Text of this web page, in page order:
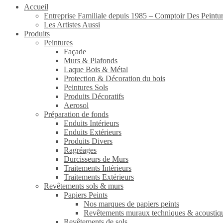
Accueil
Entreprise Familiale depuis 1985 – Comptoir Des
Les Artistes Aussi
Produits
Peintures
Façade
Murs & Plafonds
Laque Bois & Métal
Protection & Décoration du bois
Peintures Sols
Produits Décoratifs
Aerosol
Préparation de fonds
Enduits Intérieurs
Enduits Extérieurs
Produits Divers
Ragréages
Durcisseurs de Murs
Traitements Intérieurs
Traitements Extérieurs
Revêtements sols & murs
Papiers Peints
Nos marques de papiers peints
Revêtements muraux techniques &